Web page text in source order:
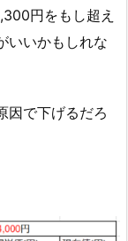
円をもし超え
いいかもしれな
因で下げるだろ